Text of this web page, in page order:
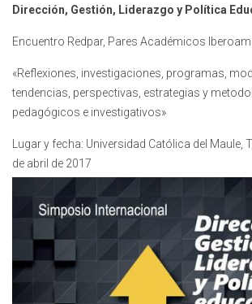
Dirección, Gestión, Liderazgo y Política
Encuentro Redpar, Pares Académicos
«Reflexiones, investigaciones, programas,
tendencias, perspectivas, estrategias y
pedagógicos e investigativos»
Lugar y fecha: Universidad Católica del Maule,
de abril de 2017